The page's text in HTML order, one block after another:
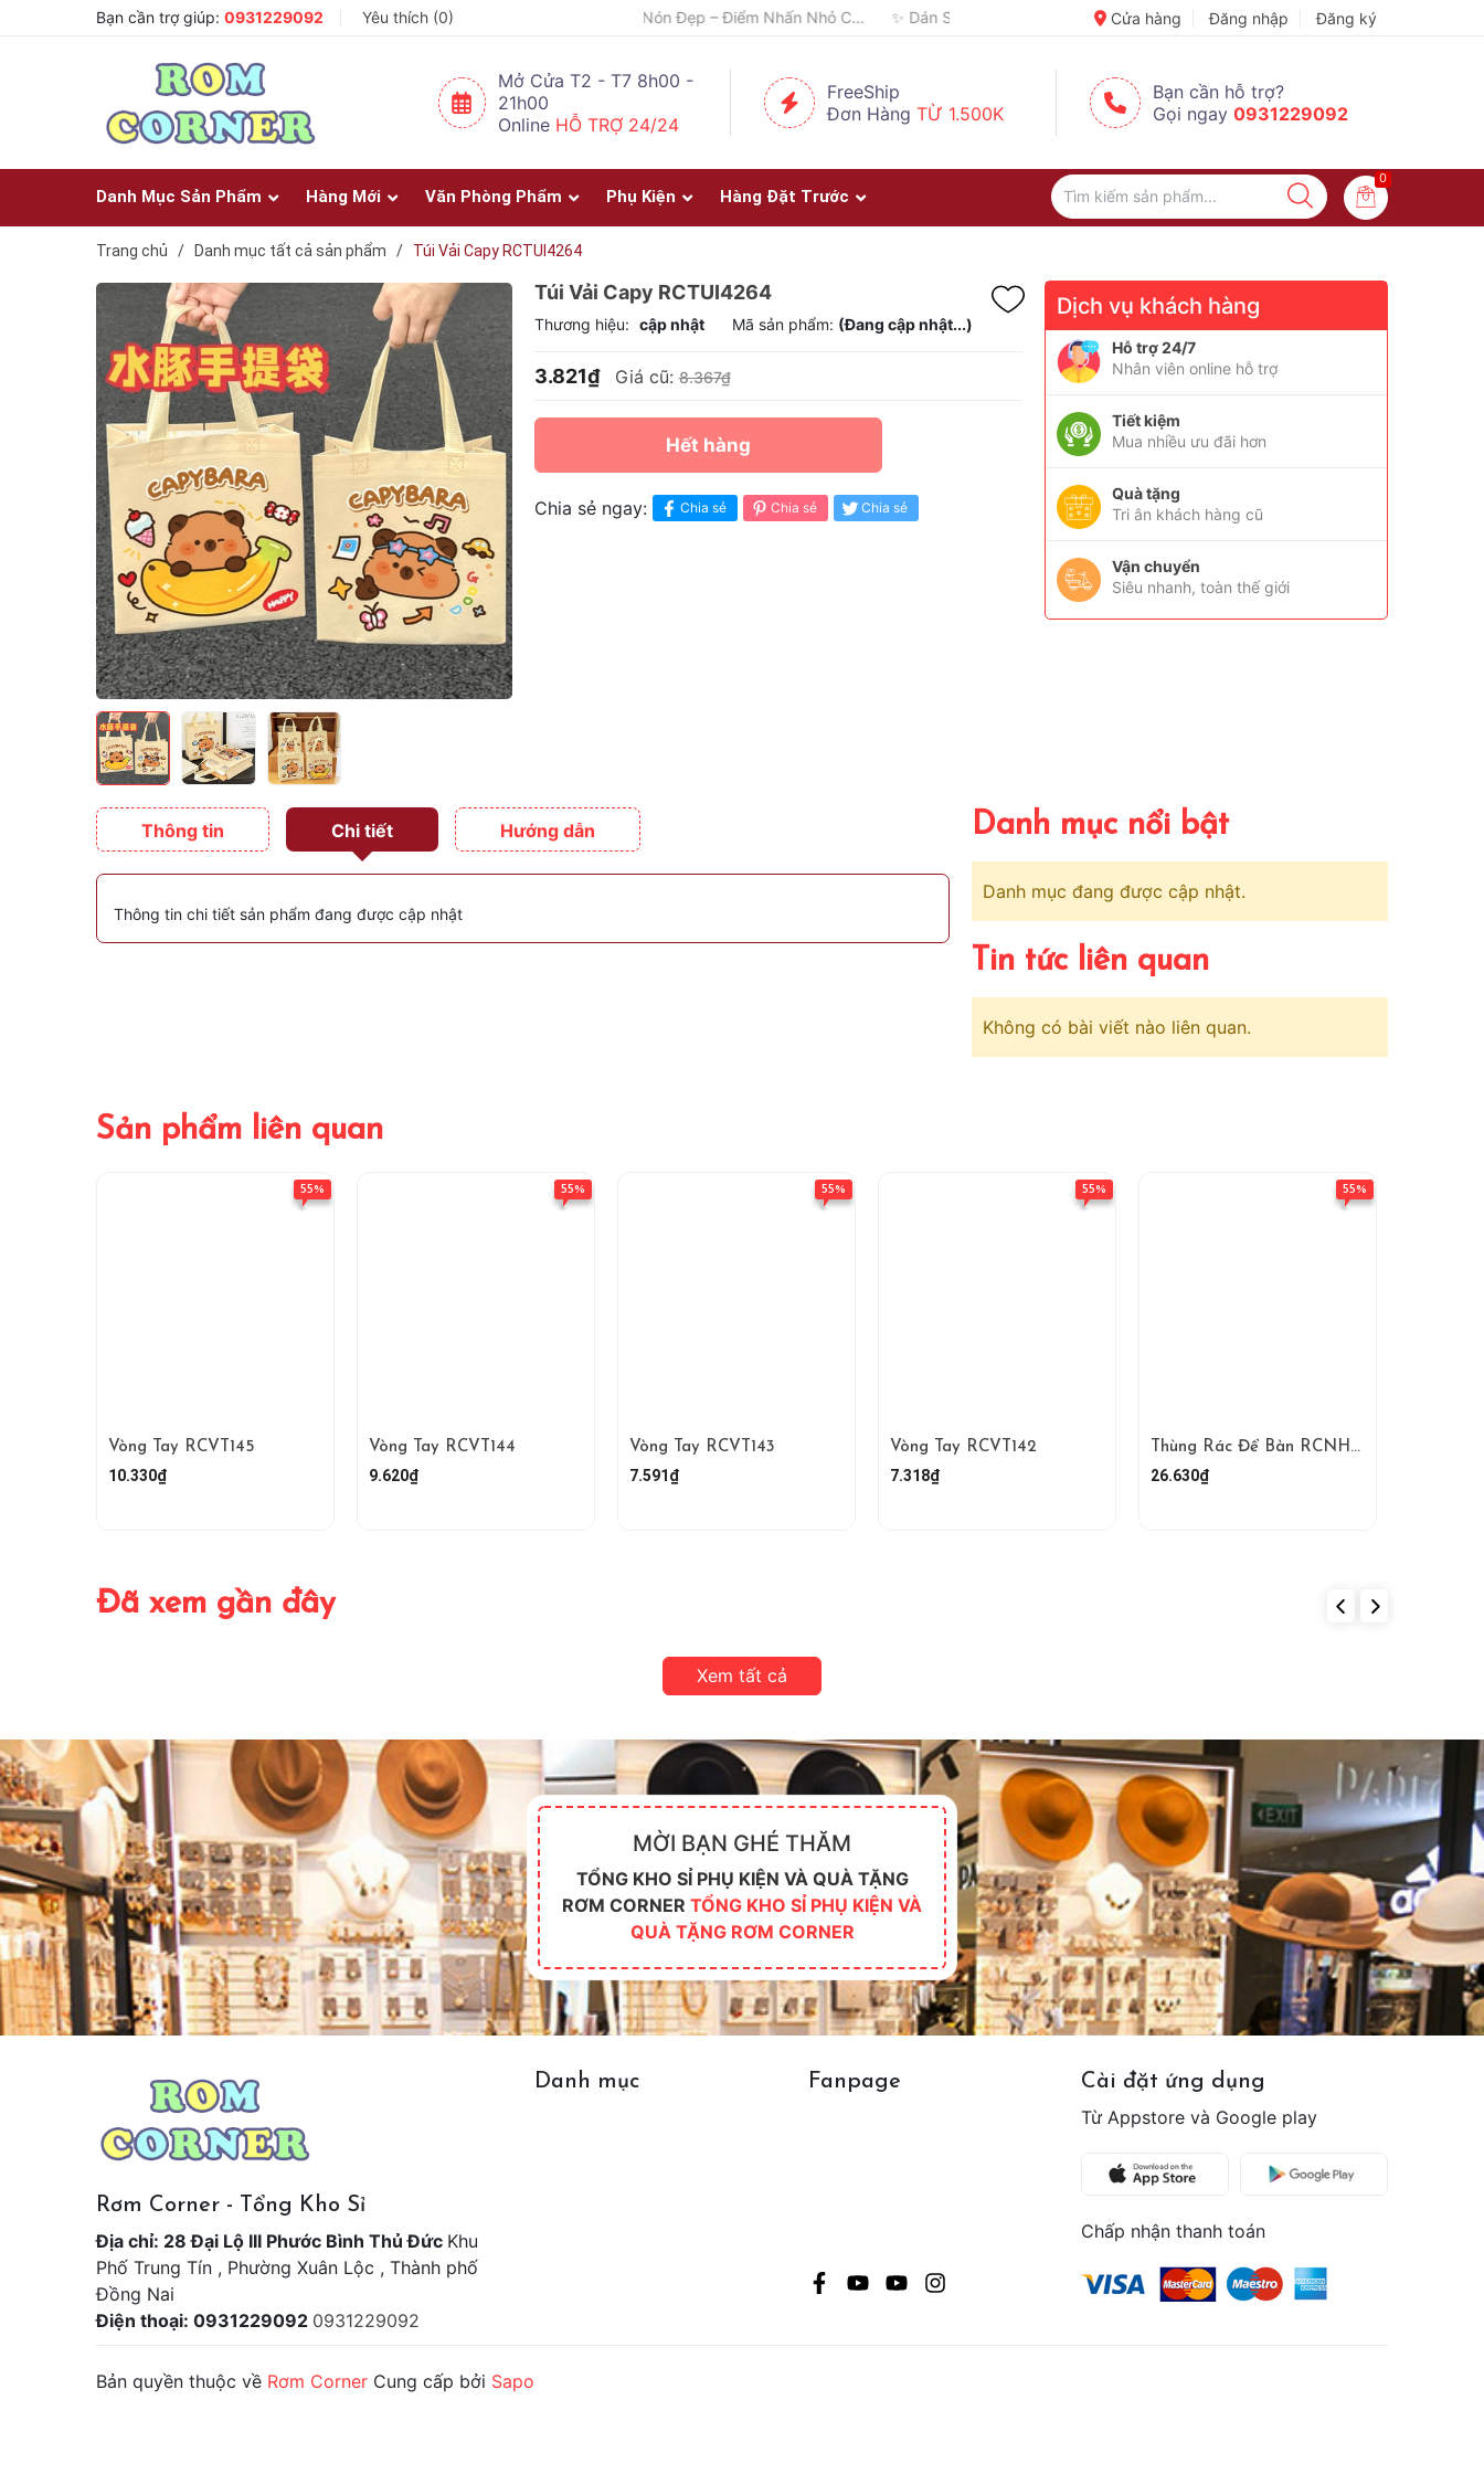
Bạn cần trợ giúp: 0931229092 Yêu thích (0) 🎨 Một Bức Tranh – Góc Nhỏ Chứa Đầy Cảm Xúc ✨ ✈️ Đi Du Lịch – Cách Để Tâm Trạng “Refresh” Hơn ✨
Cửa hàng Đăng nhập Đăng ký
Mở Cửa T2 - T7 8h00 -
21h00
Online HỖ TRỢ 24/24
FreeShip
Đơn Hàng TỪ 1.500K
Bạn cần hỗ trợ?
Gọi ngay 0931229092
Danh Mục Sản Phẩm Hàng Mới Văn Phòng Phẩm Phụ Kiện Hàng Đặt Trước
0
Trang chủ / Danh mục tất cả sản phẩm / Túi Vải Capy RCTUI4264
Túi Vải Capy RCTUI4264
Thương hiệu: cập nhật Mã sản phẩm: (Đang cập nhật...)
3.821₫ Giá cũ:8.367₫
Hết hàng
Chia sẻ ngay: Chia sẻ Chia sẻ Chia sẻ
Dịch vụ khách hàng
Hỗ trợ 24/7
Nhân viên online hỗ trợ
Tiết kiệm
Mua nhiều ưu đãi hơn
Quà tặng
Tri ân khách hàng cũ
Vận chuyển
Siêu nhanh, toàn thế giới
Thông tin Chi tiết Hướng dẫn
Thông tin chi tiết sản phẩm đang được cập nhật
Danh mục nổi bật
Danh mục đang được cập nhật.
Tin tức liên quan
Không có bài viết nào liên quan.
Sản phẩm liên quan
55%
Vòng Tay RCVT145
10.330₫
55%
Vòng Tay RCVT144
9.620₫
55%
Vòng Tay RCVT143
7.591₫
55%
Vòng Tay RCVT142
7.318₫
55%
Thùng Rác Để Bàn RCNHUA137
26.630₫
Đã xem gần đây
Xem tất cả
MỜI BẠN GHÉ THĂM
TỔNG KHO SỈ PHỤ KIỆN VÀ QUÀ TẶNG
RƠM CORNER TỔNG KHO SỈ PHỤ KIỆN VÀ
QUÀ TẶNG RƠM CORNER
Rơm Corner - Tổng Kho Sỉ
Địa chỉ: 28 Đại Lộ III Phước Bình Thủ Đức Khu
Phố Trung Tín , Phường Xuân Lộc , Thành phố
Đồng Nai
Điện thoại: 0931229092 0931229092
Danh mục Fanpage
Cài đặt ứng dụng
Từ Appstore và Google play
Chấp nhận thanh toán
Bản quyền thuộc về Rơm Corner Cung cấp bởi Sapo